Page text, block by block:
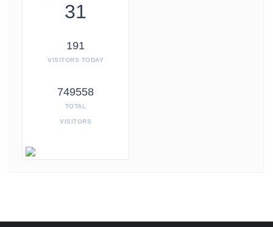
31
191
VISITORS TODAY
749558
TOTAL
VISITORS